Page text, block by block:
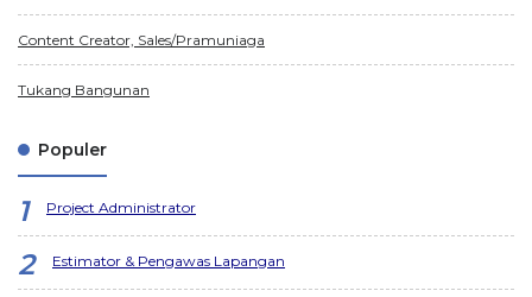
Content Creator, Sales/Pramuniaga
Tukang Bangunan
Populer
Project Administrator
Estimator & Pengawas Lapangan